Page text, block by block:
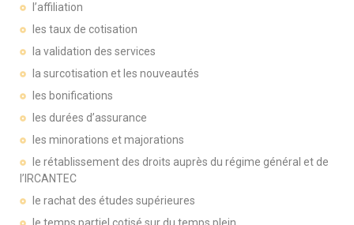
l’affiliation
les taux de cotisation
la validation des services
la surcotisation et les nouveautés
les bonifications
les durées d’assurance
les minorations et majorations
le rétablissement des droits auprès du régime général et de
l’IRCANTEC
le rachat des études supérieures